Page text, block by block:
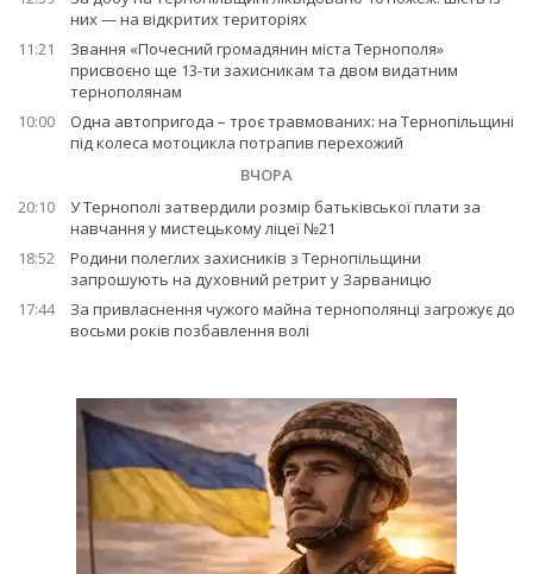
них — на відкритих територіях
11:21
Звання «Почесний громадянин міста Тернополя»
присвоєно ще 13-ти захисникам та двом видатним
тернополянам
10:00
Одна автопригода – троє травмованих: на Тернопільщині
під колеса мотоцикла потрапив перехожий
ВЧОРА
20:10
У Тернополі затвердили розмір батьківської плати за
навчання у мистецькому ліцеї №21
18:52
Родини полеглих захисників з Тернопільщини
запрошують на духовний ретрит у Зарваницю
17:44
За привласнення чужого майна тернополянці загрожує до
восьми років позбавлення волі